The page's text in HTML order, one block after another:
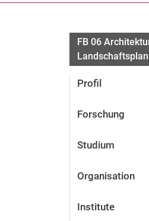
FB 06
Profil
Forschung
Studium
Organisation
Institute